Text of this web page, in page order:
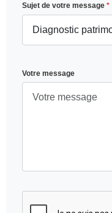
Sujet de votre message *
Votre message